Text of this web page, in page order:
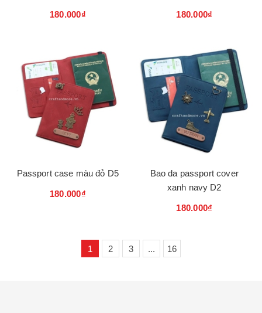
180.000₫ 180.000₫
Passport case màu đỏ D5
180.000₫
Bao da passport cover
xanh navy D2
180.000₫
1 2 3 ... 16